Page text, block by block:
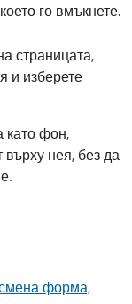
го вмъкнете.
страницата,
и изберете
като фон,
нея, без да
форма,